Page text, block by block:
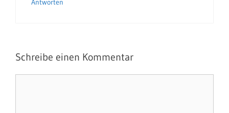
Antworten
Schreibe einen Kommentar